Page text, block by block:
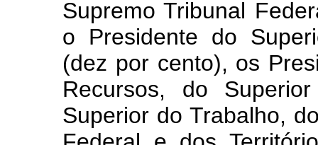
Supremo Tribunal
o Presidente do
(dez por cento), os
Recursos, do
Superior do Trabalho,